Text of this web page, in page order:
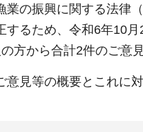
業の振興に関する法律
するため、令和6年10
方から合計2件のご意
意見等の概要とこれに